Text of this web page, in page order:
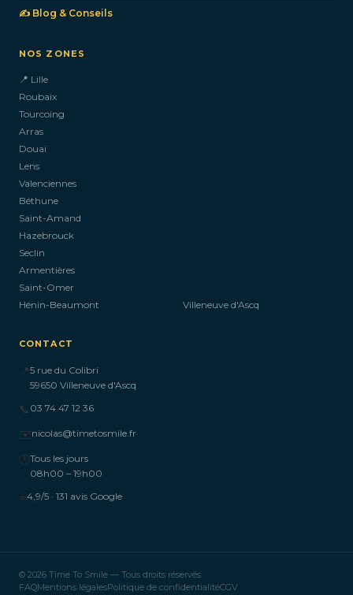
✍️ Blog & Conseils
NOS ZONES
📍 Lille
Roubaix
Tourcoing
Arras
Douai
Lens
Valenciennes
Béthune
Saint-Amand
Hazebrouck
Seclin
Armentières
Saint-Omer
Hénin-Beaumont
Villeneuve d'Ascq
CONTACT
📍5 rue du Colibri
59650 Villeneuve d'Ascq
📞 03 74 47 12 36
✉️nicolas@timetosmile.fr
🕐Tous les jours
08h00 – 19h00
⭐4,9/5 · 131 avis Google
© 2026 Time To Smile — Tous droits réservés
FAQMentions légalesPolitique de confidentialitéCGV